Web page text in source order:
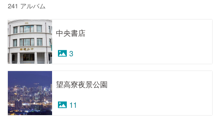
241 アルバム
中央書店
3
望高寮夜景公園
11